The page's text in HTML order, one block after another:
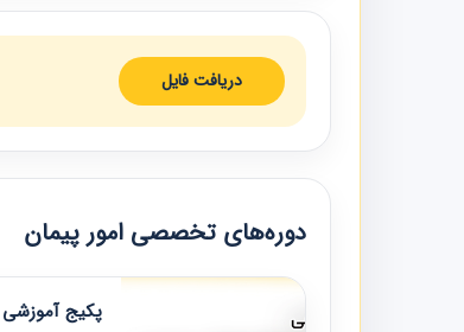
دریافت فایل
دوره‌های تخصصی امور پیمان
پکیج